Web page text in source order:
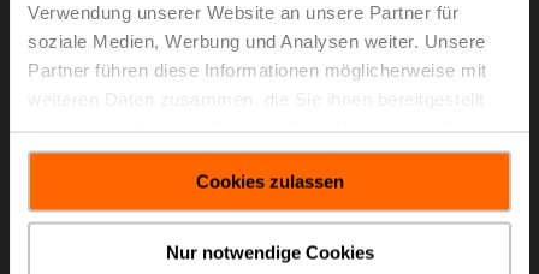
Verwendung unserer Website an unsere Partner für
soziale Medien, Werbung und Analysen weiter. Unsere
Partner führen diese Informationen möglicherweise mit
gesammelt haben.
Cookies zulassen
Nur notwendige Cookies
Blindstopfen für VST-Anschlussstecker, für
Anwendungen ohne Antrieb
Multipack 25 Stk.
In den
Warenkorb
Zur Projektliste